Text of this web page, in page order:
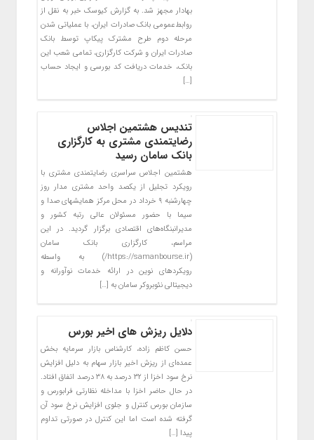
بهادار مجهز شد. به گزارش کیوسک خبر به نقل از
روابط‌عمومی بانک صادرات ایران، با عملیاتی شدن
مرحله دوم طرح مشترک پیکاپ توسط بانک
صادرات ایران و شرکت کارگزاری، تمامی شعب این
بانک، خدمات دریافت کد بورسی و ایجاد حساب
[…]
تندیس هشتمین اجلاس
رضایتمندی مشتری به کارگزاری
بانک سامان رسید
هشتمین اجلاس سراسری رضایتمندی مشتری با
رویکرد تجلیل از یکصد واحد مشتری‌ مدار روز
چهارشنبه ۹ خرداد در محل مرکز همایشهای صدا و
سیما با حضور مسئولان عالی‌ رتبه کشور و
مدیرانبنگاه‌های اقتصادی برگزار گردید. در این
مراسم، کارگزاری بانک سامان
(https://samanbourse.ir/) به واسطه
رویکردهای نوین در ارائه خدمات نوآورانه و
دیجیتالی نئوبروکر سامان به […]
دلایل ریزش های اخیر بورس
حسن کاظم زاده، کارشناس بازار سرمایه بخش
عمده‌ای از ریزش اخیر بازار سهام به دلیل افزایش
نرخ سود اخزا از ۳۲ درصد به ۳۸ درصد اتفاق افتاد.
در حال حاضر اخزا با مداخله‌ نظارتی فرابورس و
سازمان بورس کنترل و جلوی افزایش نرخ سود آن
گرفته شده است اما این کنترل در صورتی تداوم
پیدا […]